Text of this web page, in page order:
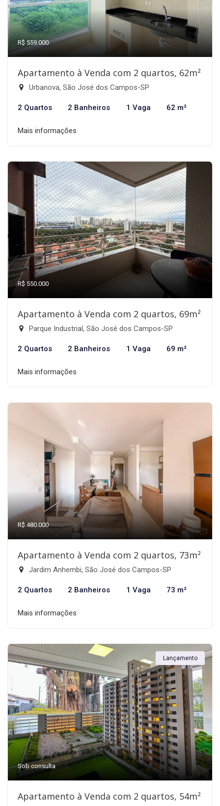
R$ 559.000
Apartamento à Venda com 2 quartos, 62m²
Urbanova, São José dos Campos-SP
2 Quartos 2 Banheiros 1 Vaga 62 m²
Mais informações
R$ 550.000
Apartamento à Venda com 2 quartos, 69m²
Parque Industrial, São José dos Campos-SP
2 Quartos 2 Banheiros 1 Vaga 69 m²
Mais informações
R$ 480.000
Apartamento à Venda com 2 quartos, 73m²
Jardim Anhembi, São José dos Campos-SP
2 Quartos 2 Banheiros 1 Vaga 73 m²
Mais informações
Lançamento
Sob consulta
Apartamento à Venda com 2 quartos, 54m²